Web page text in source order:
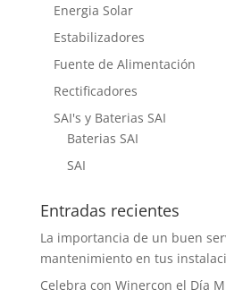
Energia Solar
Estabilizadores
Fuente de Alimentación
Rectificadores
SAI's y Baterias SAI
Baterias SAI
SAI
Entradas recientes
La importancia de un buen
mantenimiento en tus
Celebra con Winercon el Día